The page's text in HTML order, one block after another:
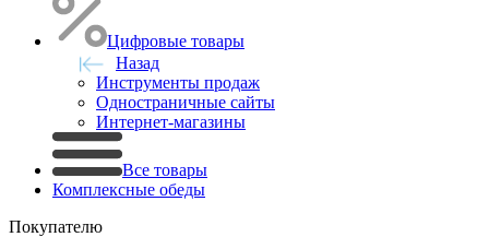
Цифровые товары
Назад
Инструменты продаж
Одностраничные сайты
Интернет-магазины
Все товары
Комплексные обеды
Покупателю